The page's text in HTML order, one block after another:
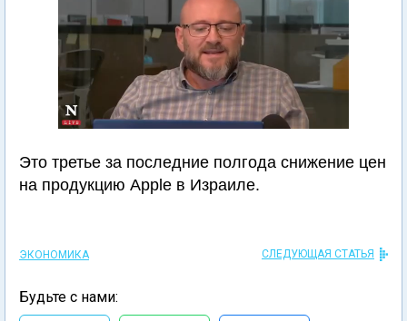
Это третье за последние полгода снижение цен
на продукцию Apple в Израиле.
ЭКОНОМИКА СЛЕДУЮЩАЯ СТАТЬЯ
Будьте с нами: